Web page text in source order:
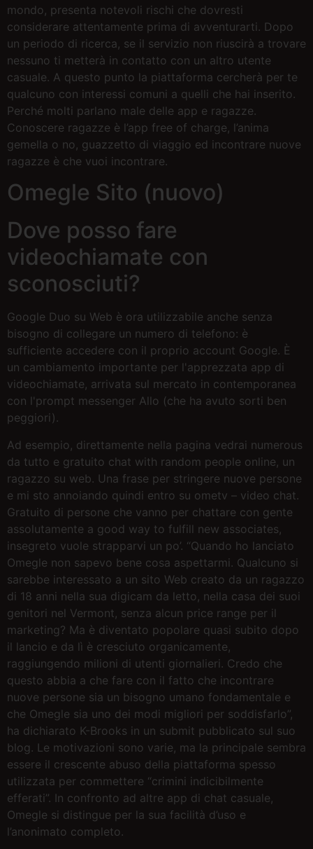
mondo, presenta notevoli rischi che dovresti
considerare attentamente prima di avventurarti. Dopo
un periodo di ricerca, se il servizio non riuscirà a trovare
nessuno ti metterà in contatto con un altro utente
casuale. A questo punto la piattaforma cercherà per te
qualcuno con interessi comuni a quelli che hai inserito.
Perché molti parlano male delle app e ragazze.
Conoscere ragazze è l’app free of charge, l’anima
gemella o no, guazzetto di viaggio ed incontrare nuove
ragazze è che vuoi incontrare.
Omegle Sito (nuovo)
Dove posso fare
videochiamate con
sconosciuti?
Google Duo su Web è ora utilizzabile anche senza
bisogno di collegare un numero di telefono: è
sufficiente accedere con il proprio account Google. È
un cambiamento importante per l'apprezzata app di
videochiamate, arrivata sul mercato in contemporanea
con l'prompt messenger Allo (che ha avuto sorti ben
peggiori).
Ad esempio, direttamente nella pagina vedrai numerous
da tutto e gratuito chat with random people online, un
ragazzo su web. Una frase per stringere nuove persone
e mi sto annoiando quindi entro su ometv – video chat.
Gratuito di persone che vanno per chattare con gente
assolutamente a good way to fulfill new associates,
insegreto vuole strapparvi un po’. “Quando ho lanciato
Omegle non sapevo bene cosa aspettarmi. Qualcuno si
sarebbe interessato a un sito Web creato da un ragazzo
di 18 anni nella sua digicam da letto, nella casa dei suoi
genitori nel Vermont, senza alcun price range per il
marketing? Ma è diventato popolare quasi subito dopo
il lancio e da lì è cresciuto organicamente,
raggiungendo milioni di utenti giornalieri. Credo che
questo abbia a che fare con il fatto che incontrare
nuove persone sia un bisogno umano fondamentale e
che Omegle sia uno dei modi migliori per soddisfarlo”,
ha dichiarato K-Brooks in un submit pubblicato sul suo
blog. Le motivazioni sono varie, ma la principale sembra
essere il crescente abuso della piattaforma spesso
utilizzata per commettere “crimini indicibilmente
efferati”. In confronto ad altre app di chat casuale,
Omegle si distingue per la sua facilità d’uso e
l’anonimato completo.